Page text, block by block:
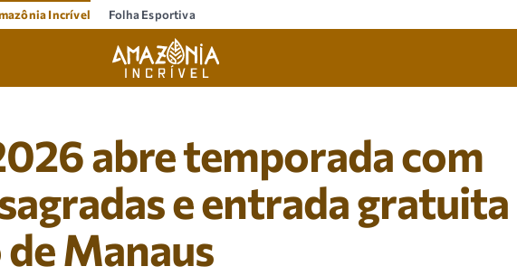
Incrível Folha Esportiva
abre temporada com
e entrada gratuita
Manaus